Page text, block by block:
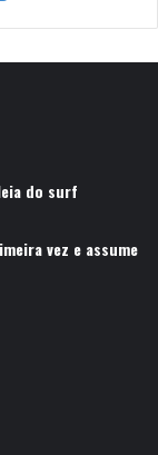
do surf
vez e assume